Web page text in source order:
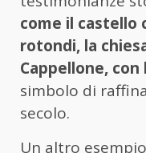
come il castello
rotondi, la
Cappellone,
simbolo di
secolo.
Un altro